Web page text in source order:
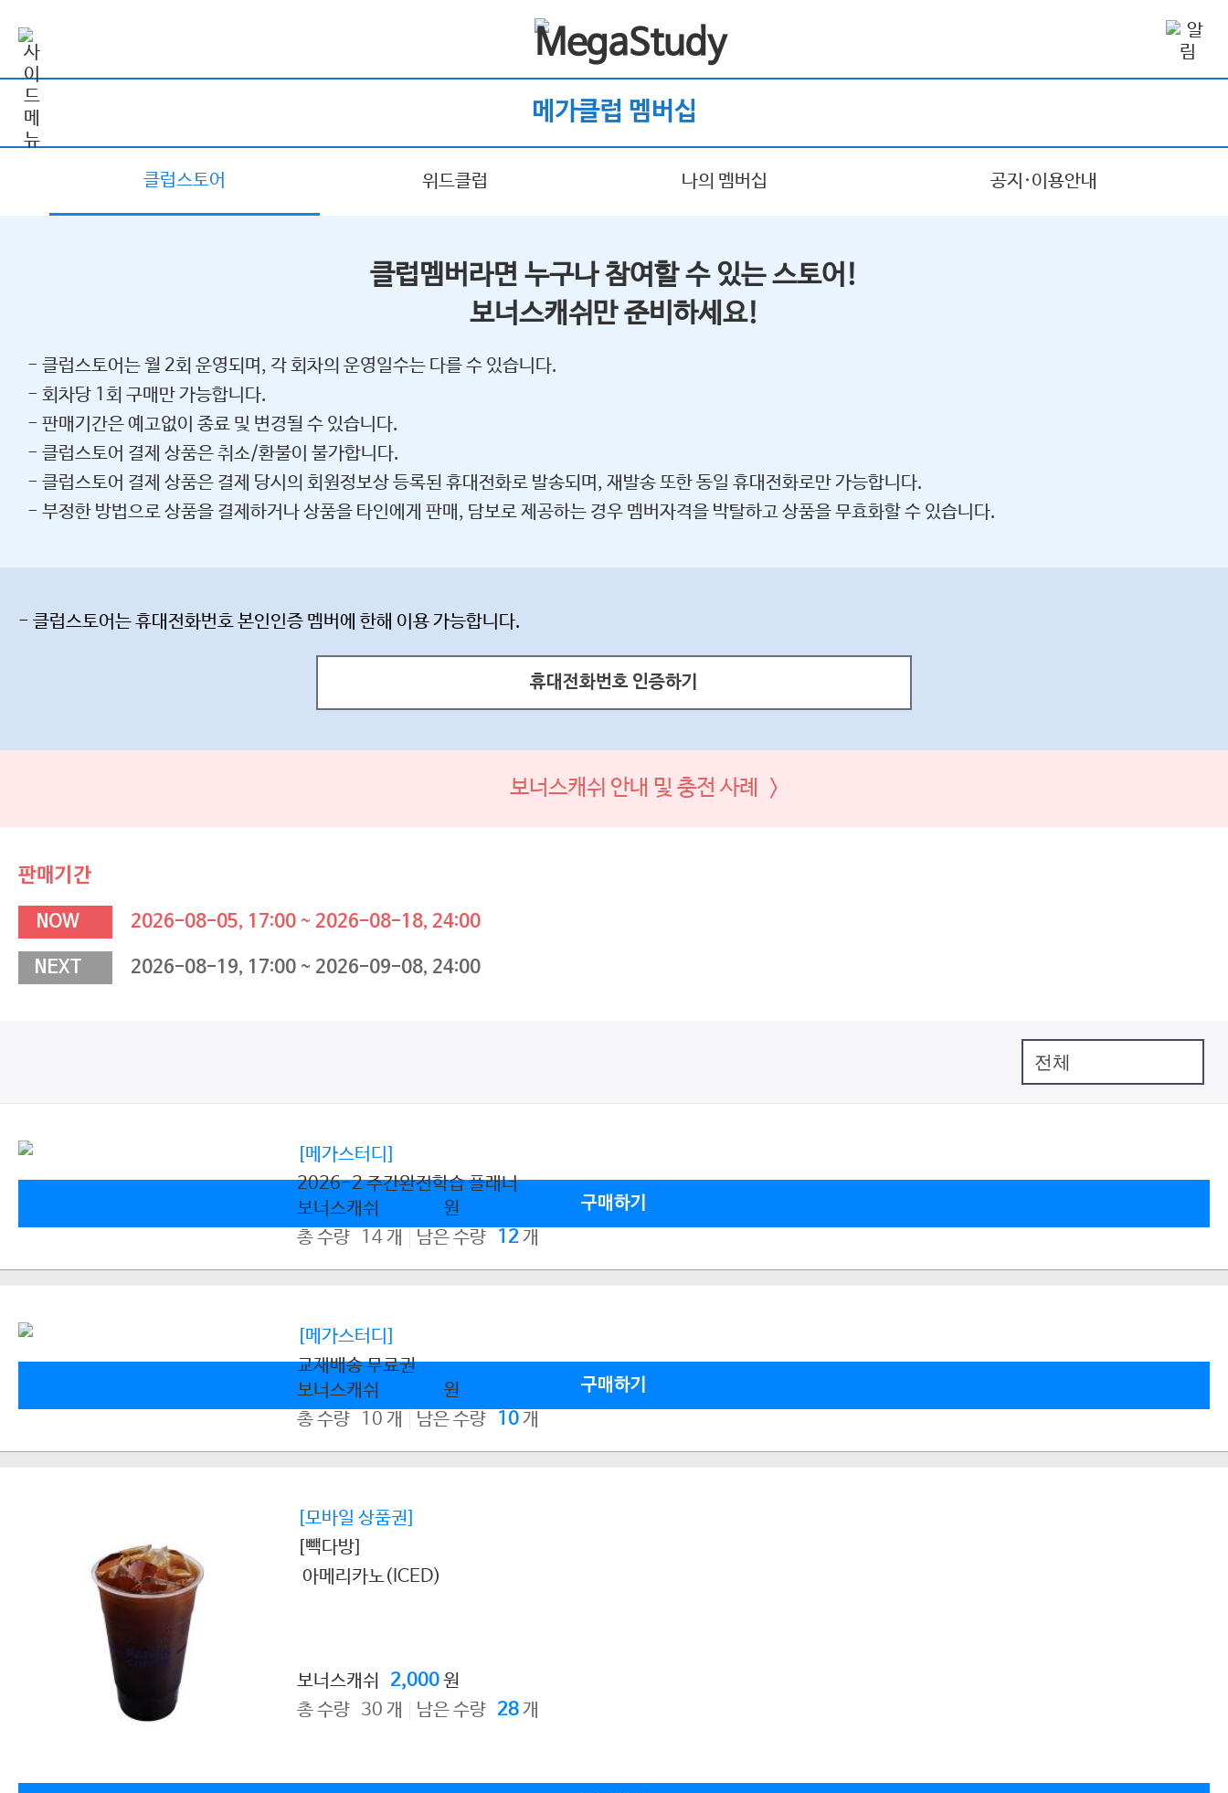
메가클럽 멤버십
클럽스토어 위드클럽 나의 멤버십 공지·이용안내
클럽멤버라면 누구나 참여할 수 있는 스토어!
보너스캐쉬만 준비하세요!
- 클럽스토어는 월 2회 운영되며, 각 회차의 운영일수는 다를 수 있습니다.
- 회차당 1회 구매만 가능합니다.
- 판매기간은 예고없이 종료 및 변경될 수 있습니다.
- 클럽스토어 결제 상품은 취소/환불이 불가합니다.
- 클럽스토어 결제 상품은 결제 당시의 회원정보상 등록된 휴대전화로 발송되며, 재발송 또한 동일 휴대전화로만 가능합니다.
- 부정한 방법으로 상품을 결제하거나 상품을 타인에게 판매, 담보로 제공하는 경우 멤버자격을 박탈하고 상품을 무효화할 수 있습니다.
- 클럽스토어는 휴대전화번호 본인인증 멤버에 한해 이용 가능합니다.
휴대전화번호 인증하기
보너스캐쉬 안내 및 충전 사례 >
판매기간
NOW 2026-08-05, 17:00 ~ 2026-08-18, 24:00
NEXT 2026-08-19, 17:00 ~ 2026-09-08, 24:00
[메가스터디]
2026-2 주간완전학습 플래너
보너스캐쉬
원
총 수량 14 개
남은 수량 12개
구매하기
[메가스터디]
교재배송 무료권
보너스캐쉬
원
총 수량 10 개
남은 수량 10개
구매하기
[모바일 상품권]
[빽다방]
아메리카노(ICED)
보너스캐쉬 2,000원
총 수량 30 개
남은 수량 28개